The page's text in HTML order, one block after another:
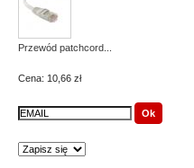
Przewód patchcord...
Cena: 10,66 zł